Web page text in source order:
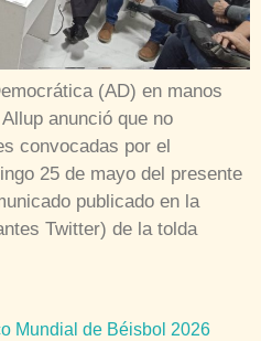
(AD) en manos
anunció que no
convocadas por el
25 de mayo del presente
publicado en la
Twitter) de la tolda
Mundial de Béisbol 2026